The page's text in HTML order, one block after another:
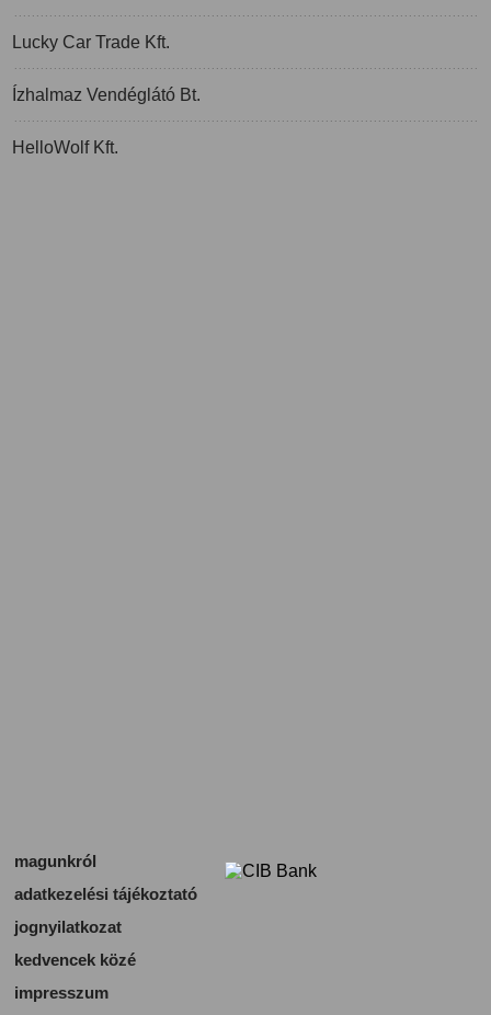
Lucky Car Trade Kft.
Ízhalmaz Vendéglátó Bt.
HelloWolf Kft.
magunkról
adatkezelési tájékoztató
jognyilatkozat
kedvencek közé
impresszum